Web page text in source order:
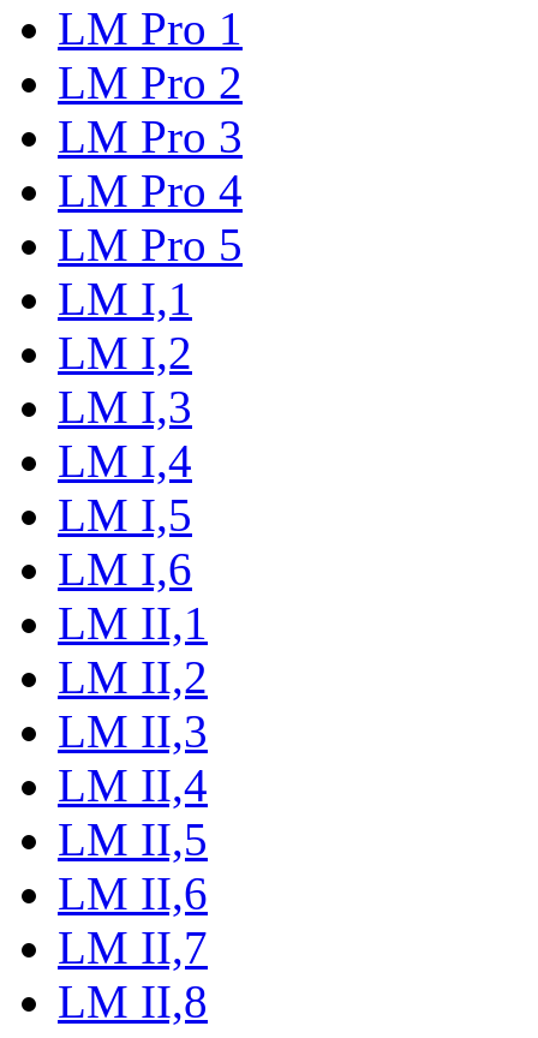
LM Pro 1
LM Pro 2
LM Pro 3
LM Pro 4
LM Pro 5
LM I,1
LM I,2
LM I,3
LM I,4
LM I,5
LM I,6
LM II,1
LM II,2
LM II,3
LM II,4
LM II,5
LM II,6
LM II,7
LM II,8